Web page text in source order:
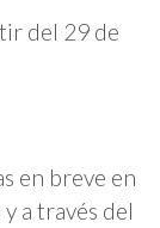
del 29 de
en breve en
a través del